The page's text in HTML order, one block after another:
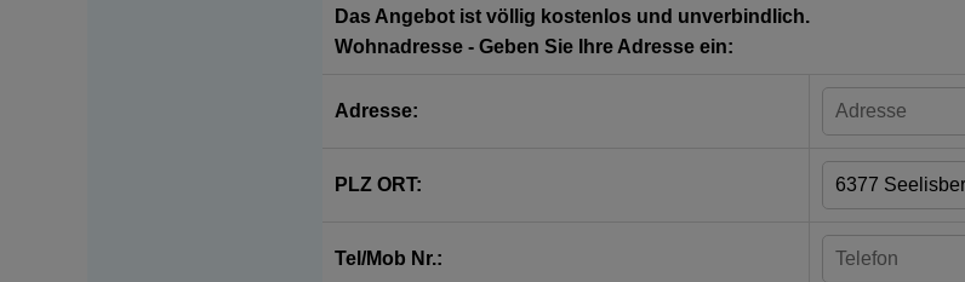
Das Angebot ist völlig kostenlos und unverbindlich.
Wohnadresse - Geben Sie Ihre Adresse ein:
Adresse:
PLZ ORT:
Tel/Mob Nr.: